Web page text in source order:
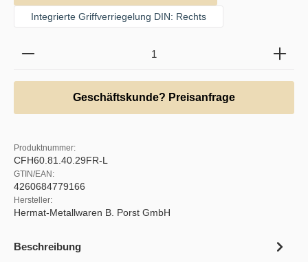
Integrierte Griffverriegelung DIN: Rechts
Produkt Anzahl: Gib den gewünschten Wert ein
Geschäftskunde? Preisanfrage
Produktnummer:
CFH60.81.40.29FR-L
GTIN/EAN:
4260684779166
Hersteller:
Hermat-Metallwaren B. Porst GmbH
Beschreibung